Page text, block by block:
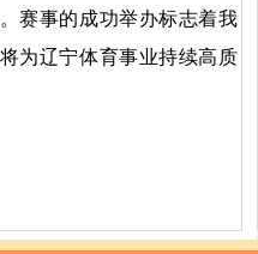
赛事的成功举办标志着我
为辽宁体育事业持续高质